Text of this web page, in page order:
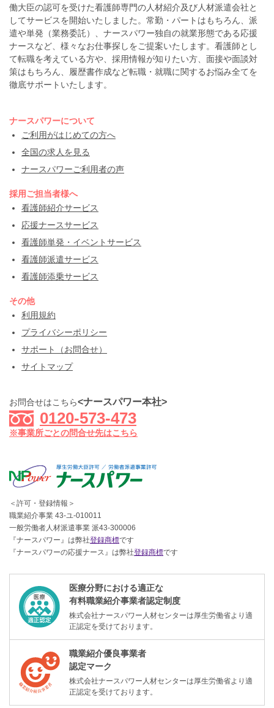
働大臣の認可を受けた看護師専門の人材紹介及び人材派遣会社と
してサービスを開始いたしました。常勤・パートはもちろん、派
遣や単発（業務委託）、ナースパワー独自の就業形態である応援
ナースなど、様々なお仕事探しをご提案いたします。看護師とし
て転職を考えている方や、採用情報が知りたい方、面接や面談対
策はもちろん、履歴書作成など転職・就職に関するお悩み全てを
徹底サポートいたします。
ナースパワーについて
ご利用がはじめての方へ
全国の求人を見る
ナースパワーご利用者の声
採用ご担当者様へ
看護師紹介サービス
応援ナースサービス
看護師単発・イベントサービス
看護師派遣サービス
看護師添乗サービス
その他
利用規約
プライバシーポリシー
サポート（お問合せ）
サイトマップ
お問合せはこちら<ナースパワー本社>
0120-573-473
※事業所ごとの問合せ先はこちら
＜許可・登録情報＞
職業紹介事業 43-ユ-010011
一般労働者人材派遣事業 派43-300006
『ナースパワー』は弊社登録商標です
『ナースパワーの応援ナース』は弊社登録商標です
医療分野における適正な
有料職業紹介事業者認定制度
株式会社ナースパワー人材センターは厚生労働省より適
正認定を受けております。
職業紹介優良事業者
認定マーク
株式会社ナースパワー人材センターは厚生労働省より適
正認定を受けております。